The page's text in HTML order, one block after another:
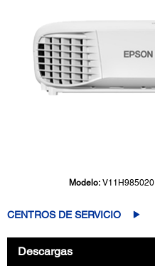
Modelo: V11H985020
CENTROS DE SERVICIO
Descargas